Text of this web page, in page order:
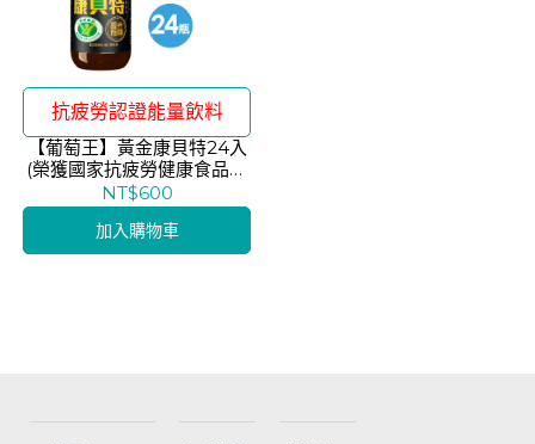
抗疲勞認證能量飲料
【葡萄王】黃金康貝特24入
(榮獲國家抗疲勞健康食品認
證)
NT$600
加入購物車